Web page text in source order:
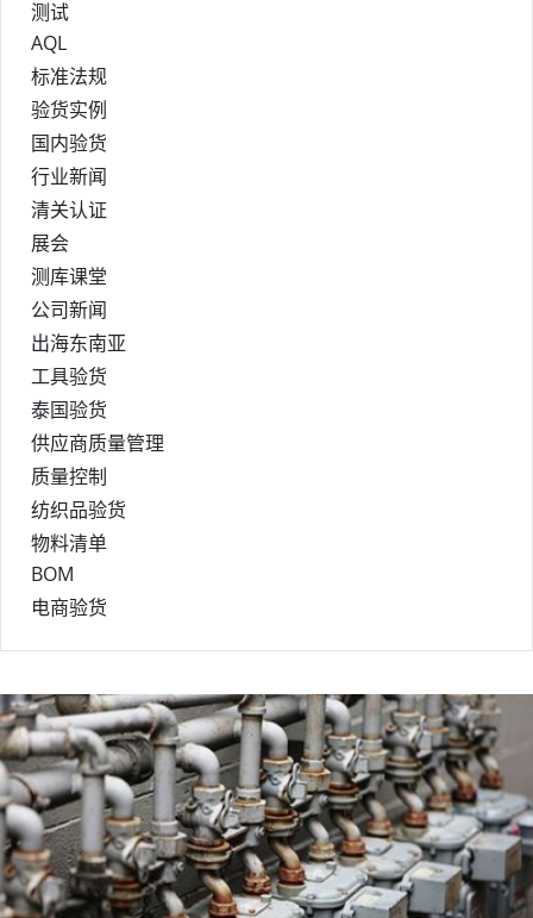
测试
AQL
标准法规
验货实例
国内验货
行业新闻
清关认证
展会
测库课堂
公司新闻
出海东南亚
工具验货
泰国验货
供应商质量管理
质量控制
纺织品验货
物料清单
BOM
电商验货